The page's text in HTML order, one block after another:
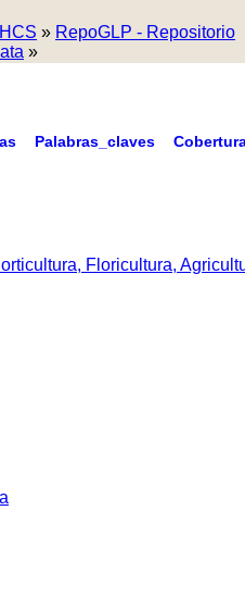
» RepoGLP - Repositorio
»
Palabras_claves
Floricultura,